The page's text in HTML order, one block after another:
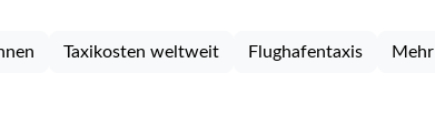
Taxikosten weltweit Flughafentaxis Mehr